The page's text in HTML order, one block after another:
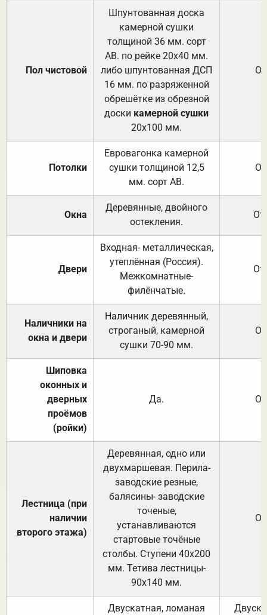
Пол чистовой
Шпунтованная доска
камерной сушки
толщиной 36 мм. сорт
АВ. по рейке 20х40 мм.
либо шпунтованная ДСП
16 мм. по разряженной
обрешётке из обрезной
доски камерной сушки
20х100 мм.
Потолки
Евровагонка камерной
сушки толщиной 12,5
мм. сорт АВ.
Окна
Деревянные, двойного
остекления.
Двери
Входная- металлическая,
утеплённая (Россия).
Межкомнатные-
филёнчатые.
Наличники на
окна и двери
Наличник деревянный,
строганый, камерной
сушки 70-90 мм.
Шиповка
оконных и
дверных
проёмов
(ройки)
Да.
Лестница (при
наличии
второго этажа)
Деревянная, одно или
двухмаршевая. Перила-
заводские резные,
балясины- заводские
точеные,
устанавливаются
стартовые точёные
столбы. Ступени 40х200
мм. Тетива лестницы-
90х140 мм.
Двускатная, ломаная